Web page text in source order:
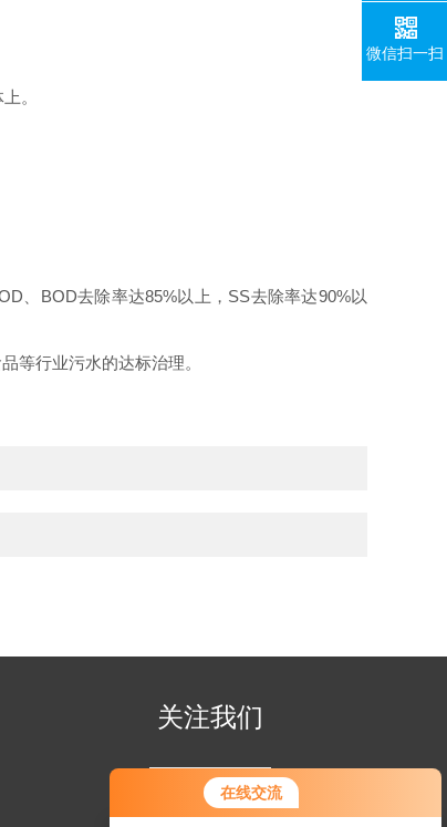
在线交流
。
、BOD去除率达85%以上，SS去除率达90%以
等行业污水的达标治理。
关注我们
微信扫一扫